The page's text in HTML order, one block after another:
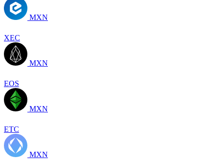
MXN
XEC
MXN
EOS
MXN
ETC
MXN